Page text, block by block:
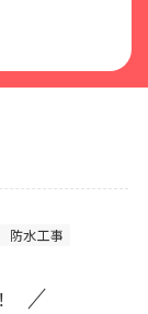
防水工事